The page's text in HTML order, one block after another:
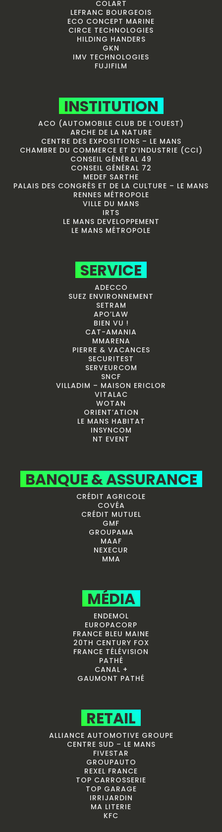
COLART
LEFRANC BOURGEOIS
ECO CONCEPT MARINE
CIRCE TECHNOLOGIES
HILDING HANDERS
GKN
IMV TECHNOLOGIES
FUJIFILM
INSTITUTION
ACO (AUTOMOBILE CLUB DE L’OUEST)
ARCHE DE LA NATURE
CENTRE DES EXPOSITIONS – LE MANS
CHAMBRE DU COMMERCE ET D’INDUSTRIE (CCI)
CONSEIL GÉNÉRAL 49
CONSEIL GÉNÉRAL 72
MEDEF SARTHE
PALAIS DES CONGRÈS ET DE LA CULTURE – LE MANS
RENNES MÉTROPOLE
VILLE DU MANS
IRTS
LE MANS DEVELOPPEMENT
LE MANS MÉTROPOLE
SERVICE
ADECCO
SUEZ ENVIRONNEMENT
SETRAM
APO’LAW
BIEN VU !
CAT-AMANIA
MMARENA
PIERRE & VACANCES
SECURITEST
SERVEURCOM
SNCF
VILLADIM – MAISON ERICLOR
VITALAC
WOTAN
ORIENT’ATION
LE MANS HABITAT
INSYNCOM
NT EVENT
BANQUE & ASSURANCE
CRÉDIT AGRICOLE
COVÉA
CRÉDIT MUTUEL
GMF
GROUPAMA
MAAF
NEXECUR
MMA
MÉDIA
ENDEMOL
EUROPACORP
FRANCE BLEU MAINE
20TH CENTURY FOX
FRANCE TÉLÉVISION
PATHÉ
CANAL +
GAUMONT PATHÉ
RETAIL
ALLIANCE AUTOMOTIVE GROUPE
CENTRE SUD – LE MANS
FIVESTAR
GROUPAUTO
REXEL FRANCE
TOP CARROSSERIE
TOP GARAGE
IRRIJARDIN
MA LITERIE
KFC